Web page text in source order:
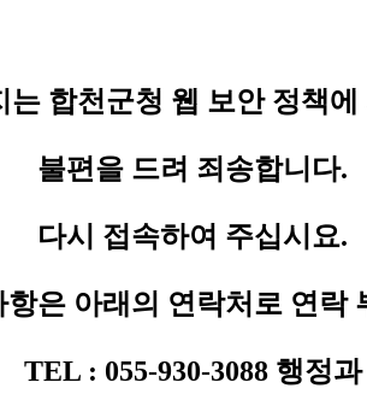
합천군청 웹 보안 정책
불편을 드려 죄송합니다.
다시 접속하여 주십시요.
항은 아래의 연락처로 연락
TEL : 055-930-3088 행정과